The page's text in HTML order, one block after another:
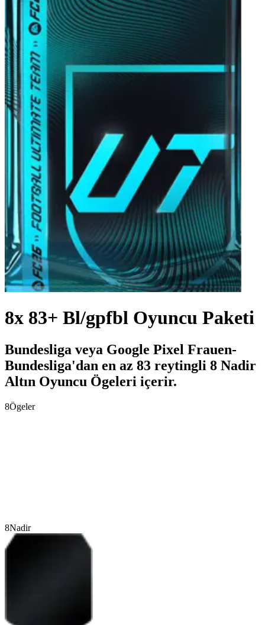
8x 83+ Bl/gpfbl Oyuncu Paketi
Bundesliga veya Google Pixel Frauen-
Bundesliga'dan en az 83 reytingli 8 Nadir
Altın Oyuncu Ögeleri içerir.
8Ögeler
8Nadir